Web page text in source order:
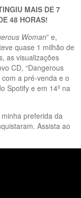
MAIS DE 7
48 HORAS!
Woman” e,
quase 1 milhão de
as visualizações
CD, “Dangerous
a pré-venda e o
Spotify e em 14º na
preferida da
Assista ao